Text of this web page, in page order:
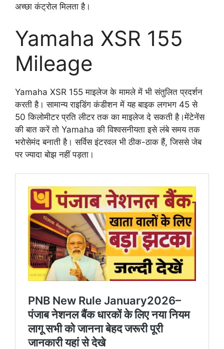
अच्छा कंट्रोल मिलता है।
Yamaha XSR 155
Mileage
Yamaha XSR 155 माइलेज के मामले में भी संतुलित प्रदर्शन
करती है। सामान्य राइडिंग कंडीशन में यह बाइक लगभग 45 से
50 किलोमीटर प्रति लीटर तक का माइलेज दे सकती है।मेंटेनेंस
की बात करें तो Yamaha की विश्वसनीयता इसे लंबे समय तक
भरोसेमंद बनाती है। सर्विस इंटरवल भी ठीक-ठाक हैं, जिससे जेब
पर ज्यादा बोझ नहीं पड़ता।